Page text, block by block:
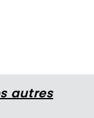
autres